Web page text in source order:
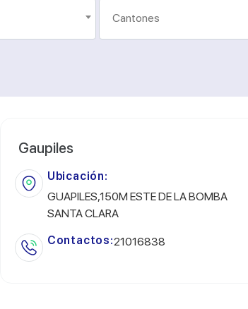
Gaupiles
Ubicación:
GUAPILES,150M ESTE DE LA BOMBA
SANTA CLARA
Contactos:21016838